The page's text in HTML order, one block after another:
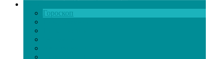
Гороскоп